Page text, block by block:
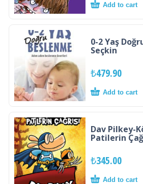
Add to cart
0-2 Yaş
Seçkin
₺479.90
Add to cart
Dav Pilkey-
Patilerin
₺345.00
Add to cart